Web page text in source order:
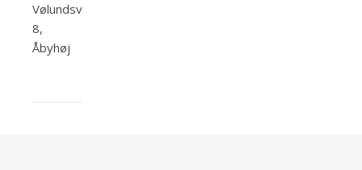
Vølundsvej
8,
Åbyhøj